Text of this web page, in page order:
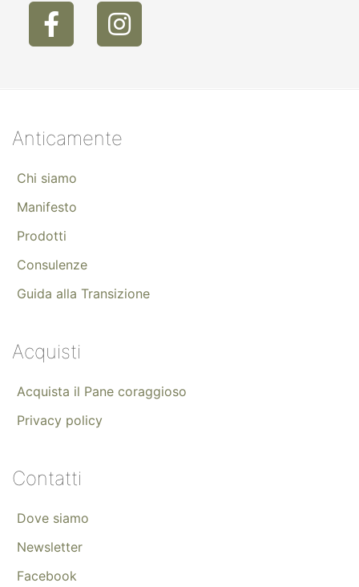
Anticamente
Chi siamo
Manifesto
Prodotti
Consulenze
Guida alla Transizione
Acquisti
Acquista il Pane coraggioso
Privacy policy
Contatti
Dove siamo
Newsletter
Facebook